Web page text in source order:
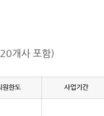
개사 포함)
원한도 사업기간